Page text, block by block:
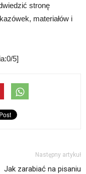
stronę
materiałów i
5]
Następny artykuł
Jak zarabiać na pisaniu